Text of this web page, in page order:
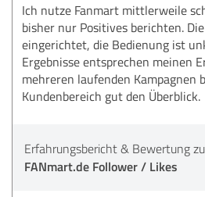
Ich nutze Fanmart mittlerweile
bisher nur Positives berichten.
eingerichtet, die Bedienung ist
Ergebnisse entsprechen meinen
mehreren laufenden Kampagnen
Kundenbereich gut den Überblick.
Erfahrungsbericht & Bewertung
FANmart.de Follower / Likes